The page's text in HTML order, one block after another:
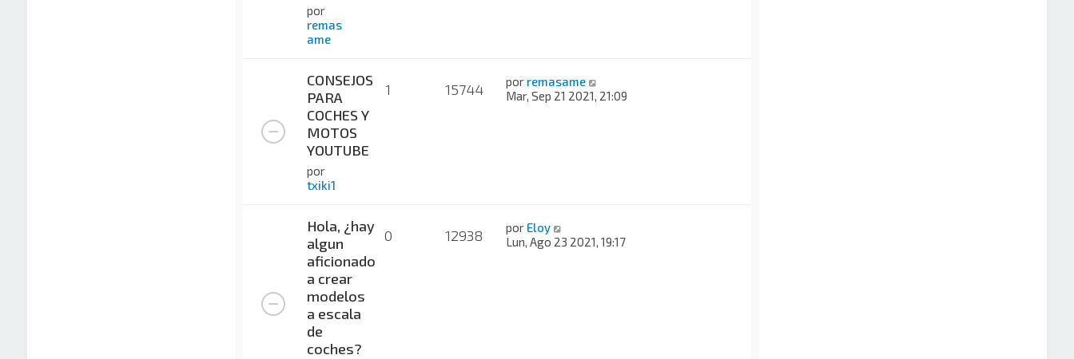
por
remas
ame
CONSEJOS
PARA
COCHES Y
MOTOS
YOUTUBE
por
txiki1
1 15744 por remasame
Mar, Sep 21 2021, 21:09
Hola, ¿hay
algun
aficionado
a crear
modelos
a escala
de
coches?
0 12938 por Eloy
Lun, Ago 23 2021, 19:17